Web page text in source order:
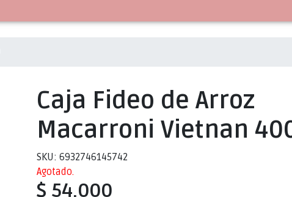
Caja Fideo de Arroz
Macarroni Vietnan
SKU: 6932746145742
Agotado.
$ 54.000